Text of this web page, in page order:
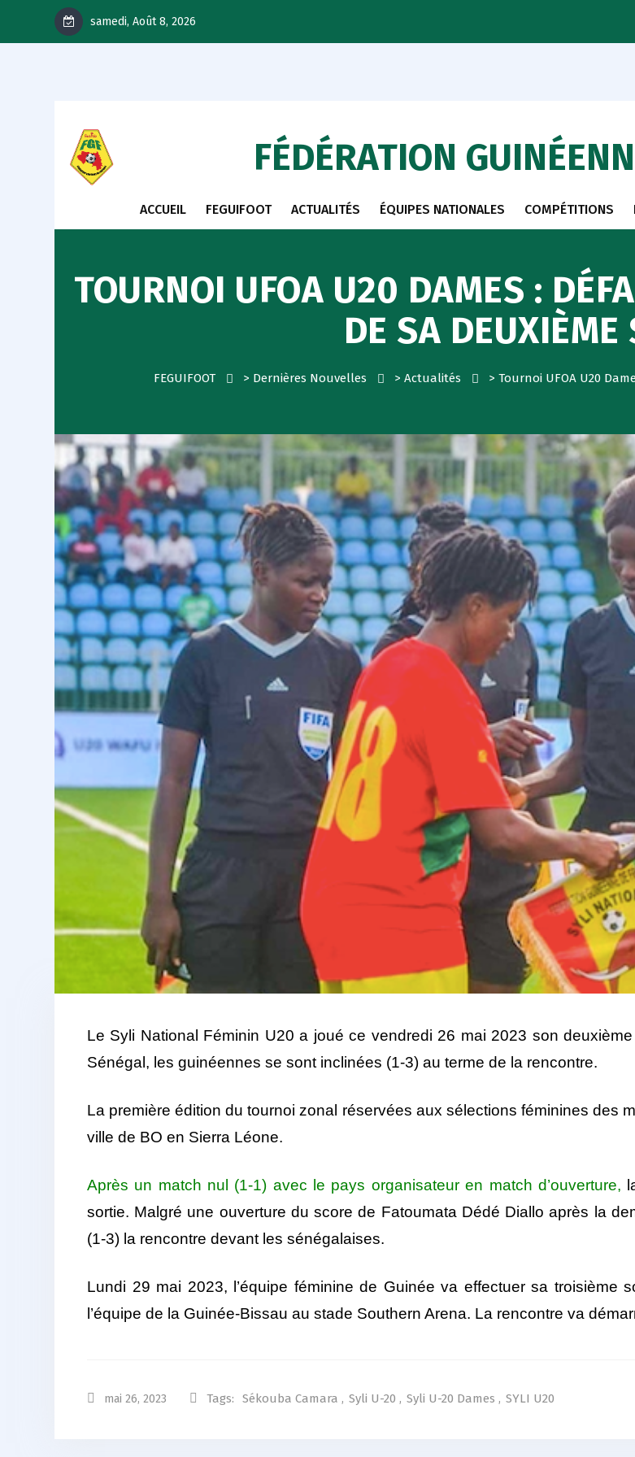
samedi, Août 8, 2026
FÉDÉRATION
ACCUEIL FEGUIFOOT ACTUALITÉS ÉQUIPES NATIONALES COMPÉTITIONS
TOURNOI UFOA U20 DAMES :
DE SA DEUXIÈME
FEGUIFOOT > Dernières Nouvelles > Actualités > Tournoi UFOA U20
Le Syli National Féminin U20 a joué ce vendredi 26 mai 2023 son
Sénégal, les guinéennes se sont inclinées (1-3) au terme de la rencontre.
La première édition du tournoi zonal réservées aux sélections féminines des
ville de BO en Sierra Léone.
Après un match nul (1-1) avec le pays organisateur en match d’ouverture,
sortie. Malgré une ouverture du score de Fatoumata Dédé Diallo après la
(1-3) la rencontre devant les sénégalaises.
Lundi 29 mai 2023, l’équipe féminine de Guinée va effectuer sa troisième
l’équipe de la Guinée-Bissau au stade Southern Arena. La rencontre va
mai 26, 2023 Tags: Sékouba Camara , Syli U-20 , Syli U-20 Dames , SYLI U20